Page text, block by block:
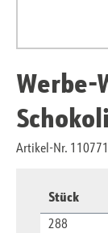
Artikel-Nr.
Stück
288